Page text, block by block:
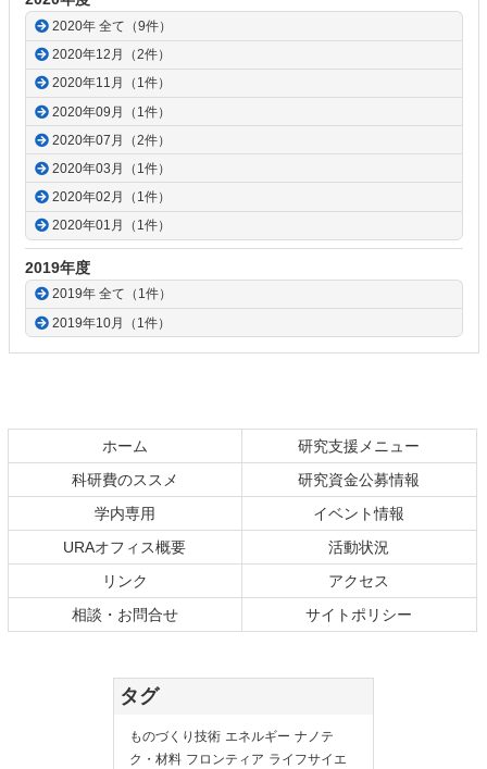
2020年 全て（9件）
2020年12月（2件）
2020年11月（1件）
2020年09月（1件）
2020年07月（2件）
2020年03月（1件）
2020年02月（1件）
2020年01月（1件）
2019年度
2019年 全て（1件）
2019年10月（1件）
ホーム
研究支援メニュー
科研費のススメ
研究資金公募情報
学内専用
イベント情報
URAオフィス概要
活動状況
リンク
アクセス
相談・お問合せ
サイトポリシー
タグ
ものづくり技術 エネルギー ナノテ
ク・材料 フロンティア ライフサイエ